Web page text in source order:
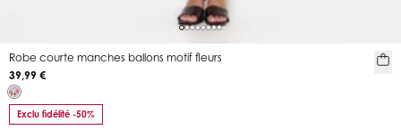
Robe courte manches ballons motif fleurs
39,99 €
Exclu fidélité -50%